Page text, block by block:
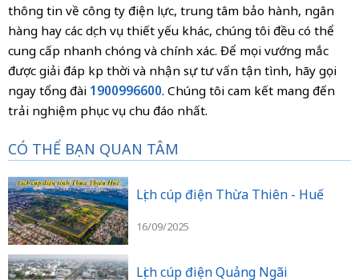
thông tin về công ty điện lực, trung tâm bảo hành, ngân
hàng hay các dịch vụ thiết yếu khác, chúng tôi đều có thể
cung cấp nhanh chóng và chính xác. Để mọi vướng mắc
được giải đáp kịp thời và nhận sự tư vấn tận tình, hãy gọi
ngay tổng đài 1900996600. Chúng tôi cam kết mang đến
trải nghiệm phục vụ chu đáo nhất.
CÓ THỂ BẠN QUAN TÂM
Lịch cúp điện Thừa Thiên - Huế
16/09/2025
Lịch cúp điện Quảng Ngãi